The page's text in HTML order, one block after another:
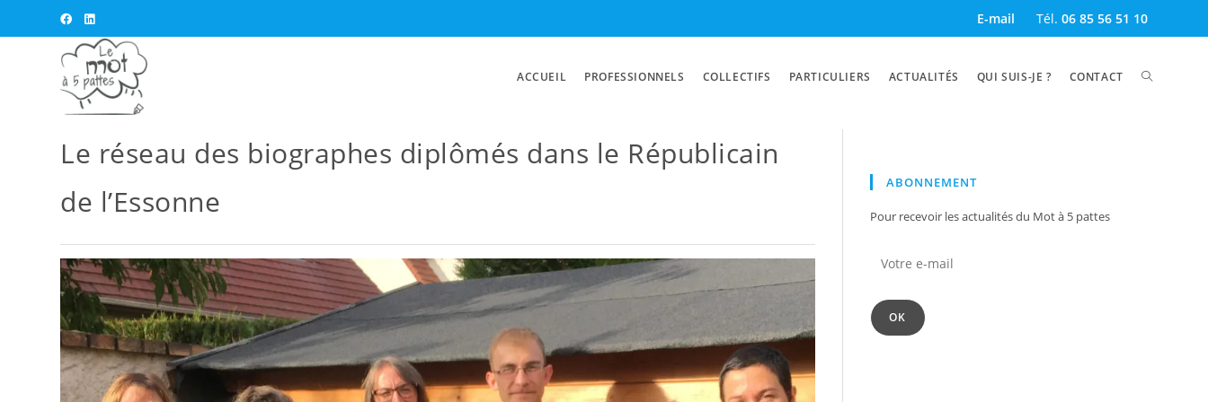
E-mail Tél. 06 85 56 51 10
ACCUEIL PROFESSIONNELS COLLECTIFS PARTICULIERS ACTUALITÉS QUI SUIS-JE ? CONTACT
Le réseau des biographes diplômés dans le Républicain
de l’Essonne
ABONNEMENT
Pour recevoir les actualités du Mot à 5 pattes
OK